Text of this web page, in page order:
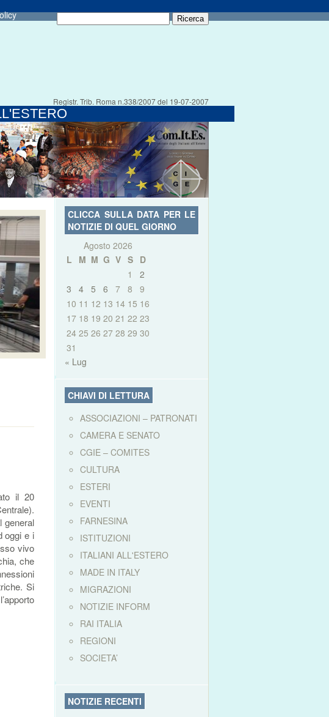
Registr. Trib. Roma n.338/2007 del 19-07-2007
il 20
general
oggi e i
vivo
che
Si
CLICCA SULLA DATA PER LE
NOTIZIE DI QUEL GIORNO
Agosto 2026
L
M M G V S D
1
2
3
4 5 6 7 8
9
10 11 12 13 14 15 16
17 18 19 20 21 22 23
24 25 26 27 28 29 30
31
« Lug
CHIAVI DI LETTURA
ASSOCIAZIONI – PATRONATI
CAMERA E SENATO
CGIE – COMITES
CULTURA
ESTERI
EVENTI
FARNESINA
ISTITUZIONI
ITALIANI ALL'ESTERO
MADE IN ITALY
MIGRAZIONI
NOTIZIE INFORM
RAI ITALIA
REGIONI
SOCIETA’
NOTIZIE RECENTI